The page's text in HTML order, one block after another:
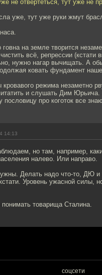
не отвертеться, тут уже не
уже, тут уже руки жмут
говна на земле творится
всё, репрессии (кстати
нужно нагар вычищать. А
ковать фундамент
кровавого режима незаметно
и слушать Дим Юрьича.
пословицу про коготок все
14:13
но там, например,
налево. Или направо.
Делать надо что-то, ДЮ и
Уровень ужасной силы,
товарища Сталина.
соцсети